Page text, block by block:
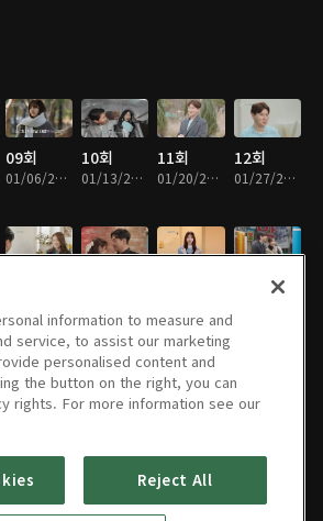
09회
01/06/2025 • 1시간 22분
10회
01/13/2025 • 1시간 26분
11회
01/20/2025 • 1시간 22분
12회
01/27/2025 • 1시간 27분
21회 22회 23회 24회
information to measure and
service, to assist our marketing
personalised content and
the button on the right, you can
rights. For more information see our
Reject All